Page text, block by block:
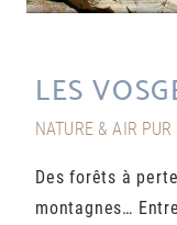
LES
NATURE & AIR
Des forêts à
montagnes…